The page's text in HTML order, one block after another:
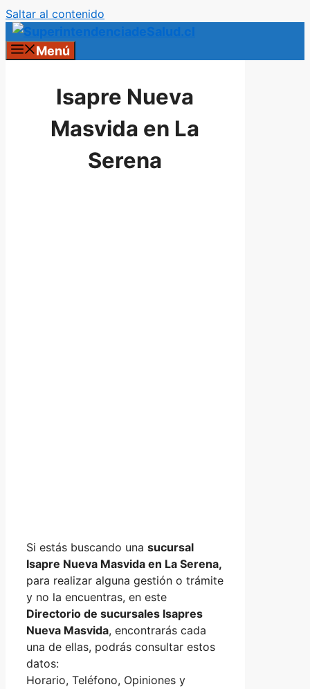
Saltar al contenido
Menú
Isapre Nueva
Masvida en La
Serena
Si estás buscando una sucursal
Isapre Nueva Masvida en La Serena,
para realizar alguna gestión o trámite
y no la encuentras, en este
Directorio de sucursales Isapres
Nueva Masvida, encontrarás cada
una de ellas, podrás consultar estos
datos:
Horario, Teléfono, Opiniones y